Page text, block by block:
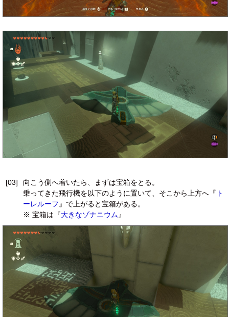
[03]
向こう側へ着いたら、まずは宝箱をとる。
乗ってきた飛行機を以下のように置いて、そこから上方へ『 ト
ーレルーフ 』で上がると宝箱がある。
※ 宝箱は『大きなゾナニウム 』